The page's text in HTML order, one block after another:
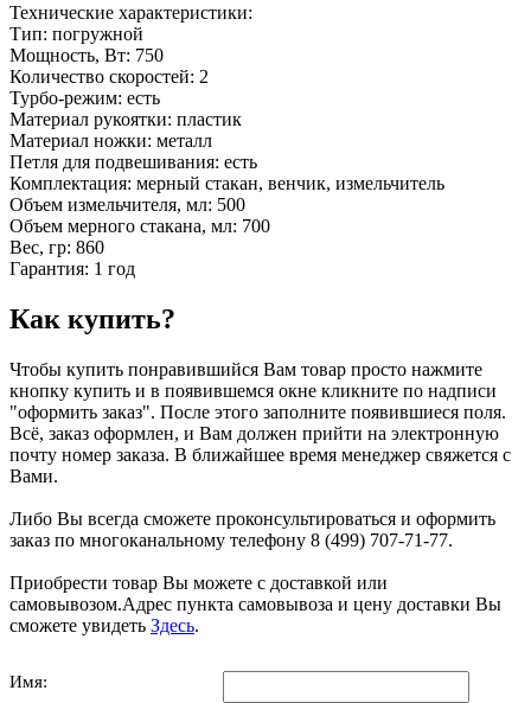
Технические характеристики:
Тип: погружной
Мощность, Вт: 750
Количество скоростей: 2
Турбо-режим: есть
Материал рукоятки: пластик
Материал ножки: металл
Петля для подвешивания: есть
Комплектация: мерный стакан, венчик, измельчитель
Объем измельчителя, мл: 500
Объем мерного стакана, мл: 700
Вес, гр: 860
Гарантия: 1 год
Как купить?
Чтобы купить понравившийся Вам товар просто нажмите
кнопку купить и в появившемся окне кликните по надписи
"оформить заказ". После этого заполните появившиеся поля.
Всё, заказ оформлен, и Вам должен прийти на электронную
почту номер заказа. В ближайшее время менеджер свяжется с
Вами.
Либо Вы всегда сможете проконсультироваться и оформить
заказ по многоканальному телефону 8 (499) 707-71-77.
Приобрести товар Вы можете с доставкой или
самовывозом.Адрес пункта самовывоза и цену доставки Вы
сможете увидеть Здесь.
Имя: